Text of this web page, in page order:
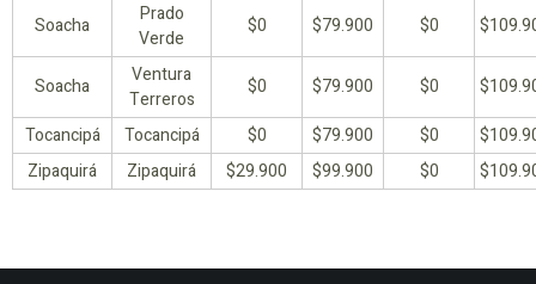
Soacha
Prado
Verde
$0 $79.900 $0
Soacha
Ventura
Terreros
$0 $79.900 $0
Tocancipá
Tocancipá $0 $79.900 $0
Zipaquirá
Zipaquirá $29.900 $99.900 $0